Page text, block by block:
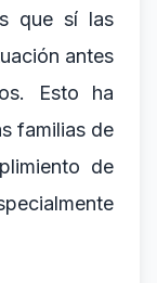
que sí las
antes
Esto ha
familias de
de